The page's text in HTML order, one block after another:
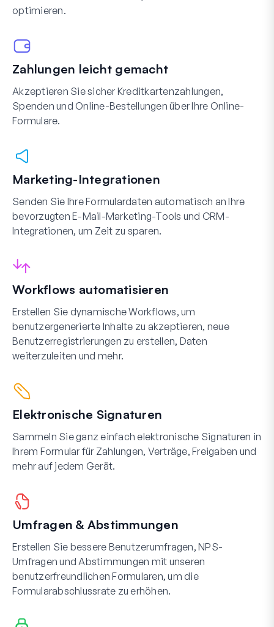
optimieren.
Zahlungen leicht gemacht
Akzeptieren Sie sicher Kreditkartenzahlungen,
Spenden und Online-Bestellungen über Ihre Online-
Formulare.
Marketing-Integrationen
Senden Sie Ihre Formulardaten automatisch an Ihre
bevorzugten E-Mail-Marketing-Tools und CRM-
Integrationen, um Zeit zu sparen.
Workflows automatisieren
Erstellen Sie dynamische Workflows, um
benutzergenerierte Inhalte zu akzeptieren, neue
Benutzerregistrierungen zu erstellen, Daten
weiterzuleiten und mehr.
Elektronische Signaturen
Sammeln Sie ganz einfach elektronische Signaturen in
Ihrem Formular für Zahlungen, Verträge, Freigaben und
mehr auf jedem Gerät.
Umfragen & Abstimmungen
Erstellen Sie bessere Benutzerumfragen, NPS-
Umfragen und Abstimmungen mit unseren
benutzerfreundlichen Formularen, um die
Formularabschlussrate zu erhöhen.